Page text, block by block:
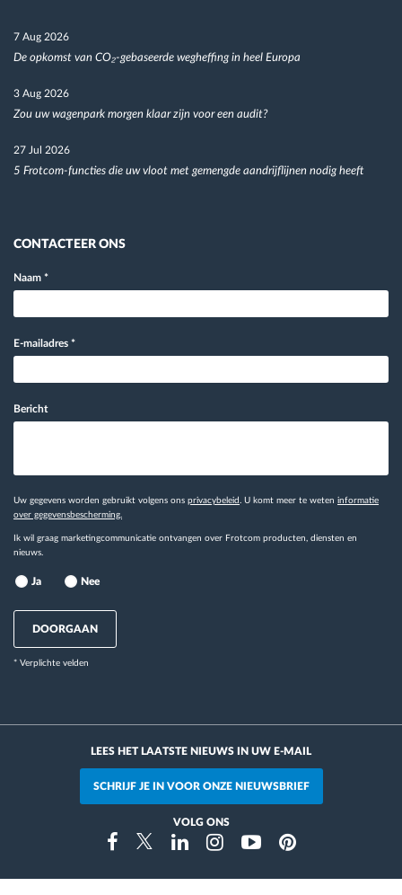
7 Aug 2026
De opkomst van CO₂-gebaseerde wegheffing in heel Europa
3 Aug 2026
Zou uw wagenpark morgen klaar zijn voor een audit?
27 Jul 2026
5 Frotcom-functies die uw vloot met gemengde aandrijflijnen nodig heeft
CONTACTEER ONS
Naam *
E-mailadres *
Bericht
Uw gegevens worden gebruikt volgens ons privacybeleid . U komt meer te weten informatie
over gegevensbescherming.
Ik wil graag marketingcommunicatie ontvangen over Frotcom producten, diensten en
nieuws.
Ja Nee
DOORGAAN
* Verplichte velden
LEES HET LAATSTE NIEUWS IN UW E-MAIL
SCHRIJF JE IN VOOR ONZE NIEUWSBRIEF
VOLG ONS
FacebookTwitterLinkedinInstragramYoutubePinterest